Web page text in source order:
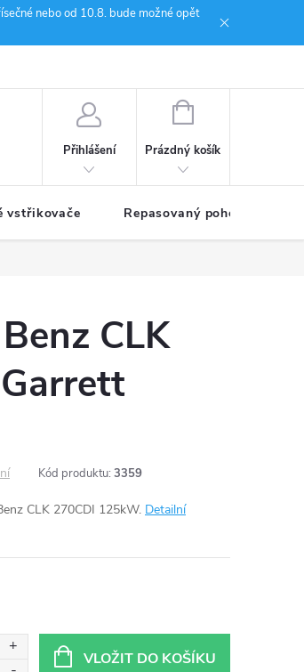
nebo od 10.8. bude možné opět
Přihlášení
NÁKUPNÍ
Prázdný košík
vstřikovače Repasovaný pohon TDM
CLK
Kód produktu: 3359
CLK 270CDI 125kW. Detailní
VLOŽIT DO KOŠÍKU